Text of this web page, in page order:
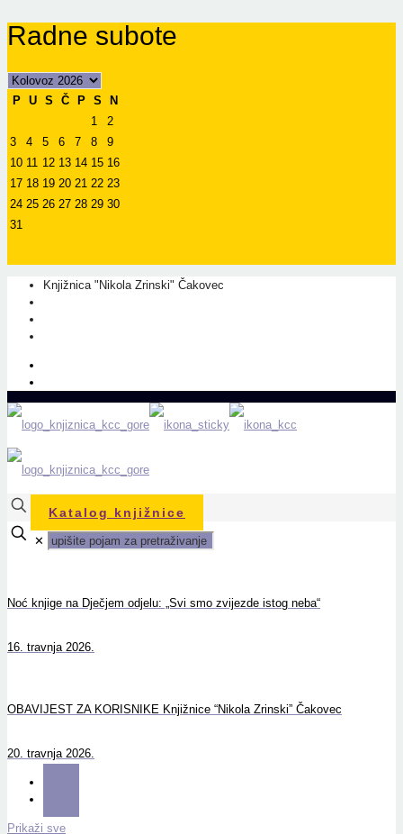
Radne subote
P U S Č P S
N
1
2
3
4 5 6 7 8
9
10 11 12 13 14 15 16
17 18 19 20 21 22 23
24 25 26 27 28 29 30
31
Knjižnica "Nikola Zrinski" Čakovec
Katalog knjižnice
✕
Noć knjige na Dječjem odjelu: „Svi smo zvijezde istog neba“
16. travnja 2026.
OBAVIJEST ZA KORISNIKE Knjižnice “Nikola Zrinski” Čakovec
20. travnja 2026.
Prikaži sve